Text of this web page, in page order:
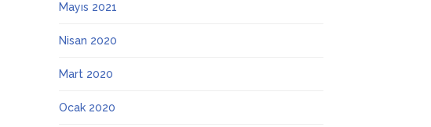
Mayıs 2021
Nisan 2020
Mart 2020
Ocak 2020